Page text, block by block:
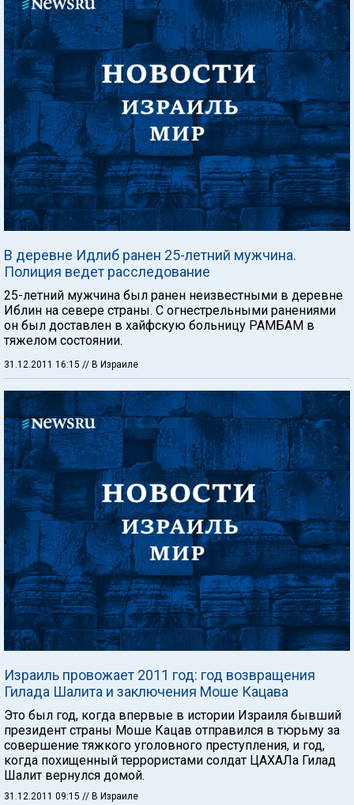
В деревне Идлиб ранен 25-летний мужчина.
Полиция ведет расследование
25-летний мужчина был ранен неизвестными в деревне
Иблин на севере страны. С огнестрельными ранениями
он был доставлен в хайфскую больницу РАМБАМ в
тяжелом состоянии.
31.12.2011 16:15 // В Израиле
Израиль провожает 2011 год: год возвращения
Гилада Шалита и заключения Моше Кацава
Это был год, когда впервые в истории Израиля бывший
президент страны Моше Кацав отправился в тюрьму за
совершение тяжкого уголовного преступления, и год,
когда похищенный террористами солдат ЦАХАЛа Гилад
Шалит вернулся домой.
31.12.2011 09:15 // В Израиле